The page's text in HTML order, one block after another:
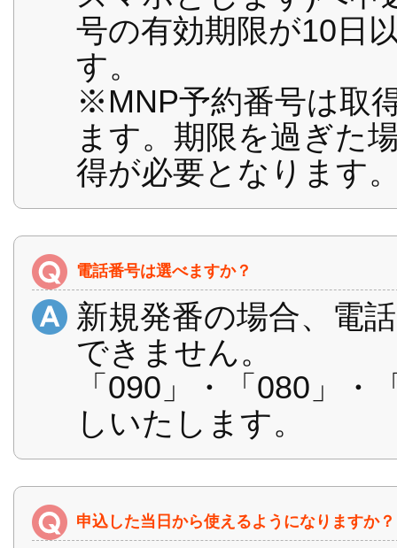
号の有効期限が10日
す。
※MNP予約番号は取
ます。期限を過ぎた
得が必要となります
電話番号は選べますか？
新規発番の場合、電
できません。
「090」・「080」
しいたします。
申込した当日から使えるようになりますか？